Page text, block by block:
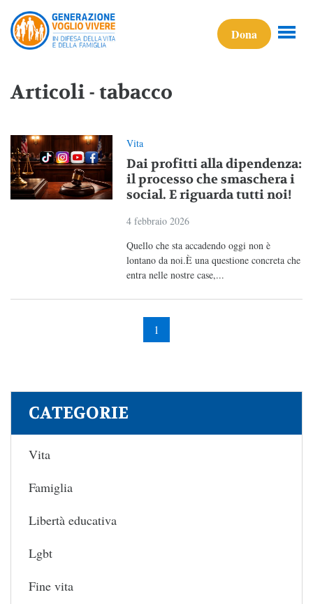
Dona
Articoli - tabacco
Vita
Dai profitti alla dipendenza:
il processo che smaschera i
social. E riguarda tutti noi!
4 febbraio 2026
Quello che sta accadendo oggi non è
lontano da noi.È una questione concreta che
entra nelle nostre case,...
1
CATEGORIE
Vita
Famiglia
Libertà educativa
Lgbt
Fine vita